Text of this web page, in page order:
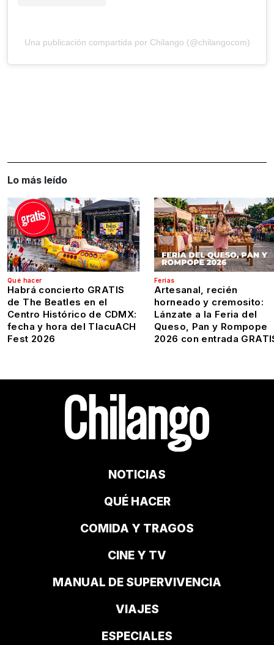
Una publicación compartida por Chilango (@chilangocom)
Lo más leído
Qué hacer
Habrá concierto GRATIS
de The Beatles en el
Centro Histórico de CDMX:
fecha y hora del TlacuACH
Fest 2026
Ferias
Artesanal, recién
horneado y cremosito:
Lánzate a la Feria del
Queso, Pan y Rompope
2026 con entrada
NOTICIAS
QUÉ HACER
COMIDA Y TRAGOS
CINE Y TV
MANUAL DE SUPERVIVENCIA
VIAJES
ESPECIALES